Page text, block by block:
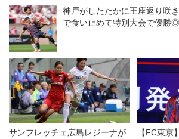
神戸がしたたかに王座返り咲
で食い止めて特別大会で優勝
サンフレッチェ広島レジーナが
【FC東京